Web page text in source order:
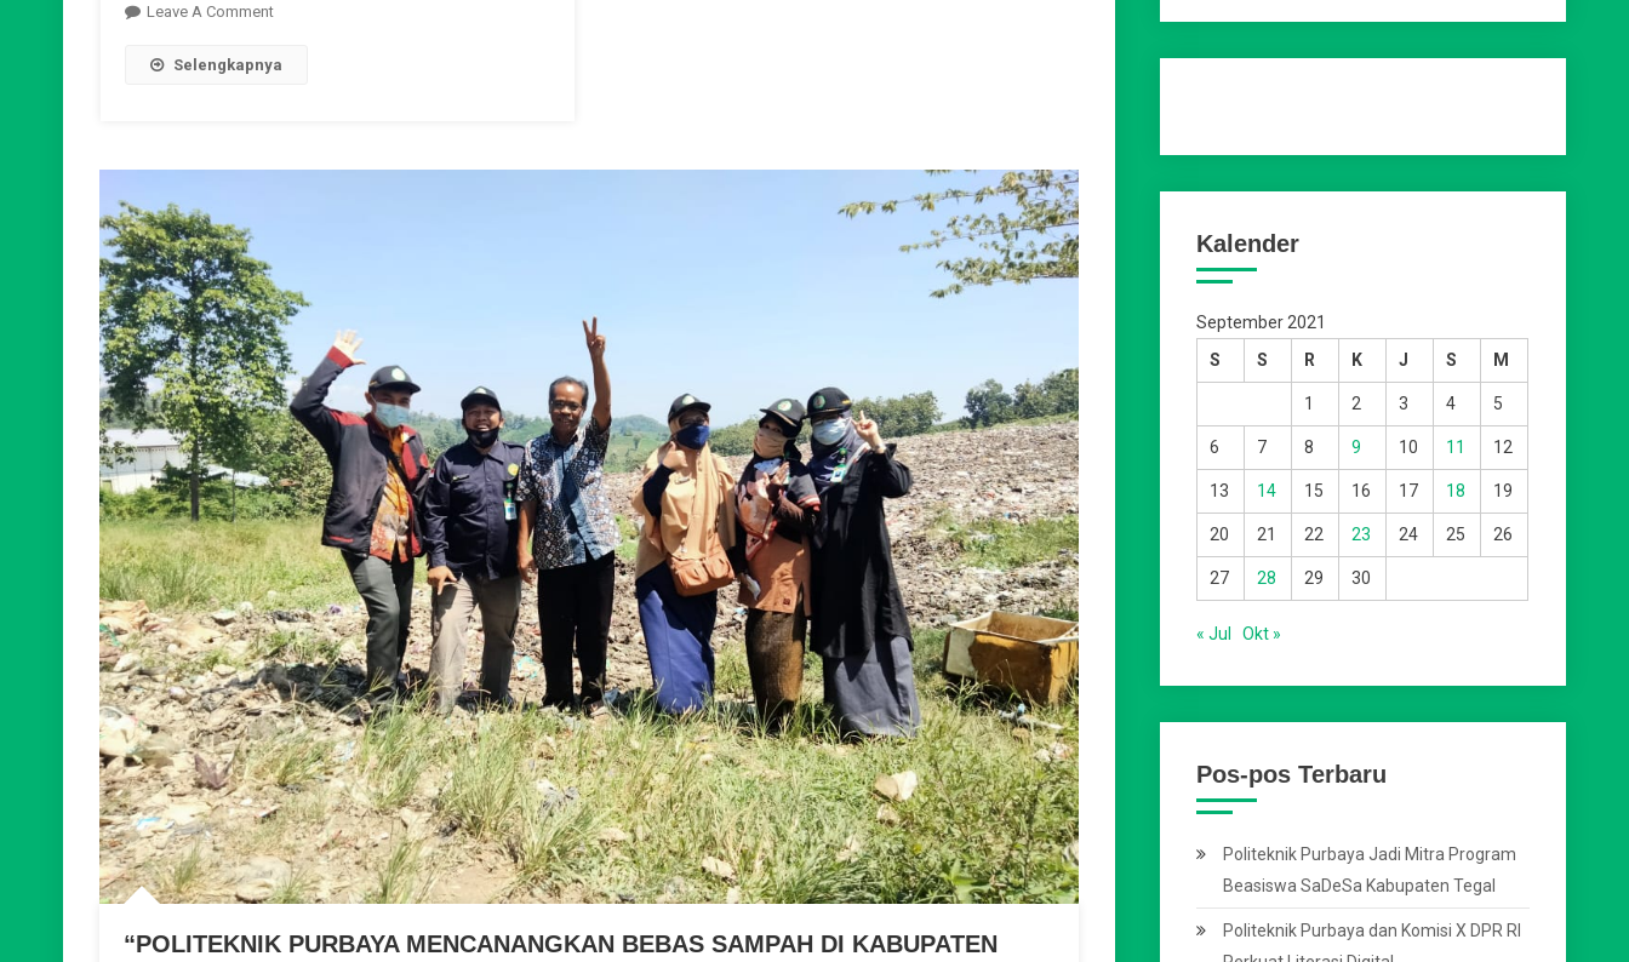
Leave A CommentOn
KOORDINASI
TAHUN
AKADEMIK
2021/2022
MENUJU
“PURBAYA
TEKNOPRENEUR”
Selengkapnya
“POLITEKNIK PURBAYA MENCANANGKAN BEBAS SAMPAH DI KABUPATEN
Kalender
September 2021
S
S R K J S M
1 2 3 4 5
6 7 8 9 10 11 12
13 14 15 16 17 18 19
20 21 22 23 24 25 26
27 28 29 30
« Jul Okt »
Pos-pos Terbaru
Politeknik Purbaya Jadi Mitra Program
Beasiswa SaDeSa Kabupaten Tegal
Politeknik Purbaya dan Komisi X DPR RI